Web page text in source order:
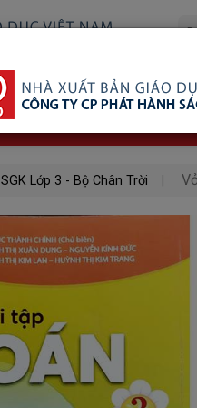
Sản Phẩm Đã Xem
SGK Lớp 3 - Bộ Chân Trời